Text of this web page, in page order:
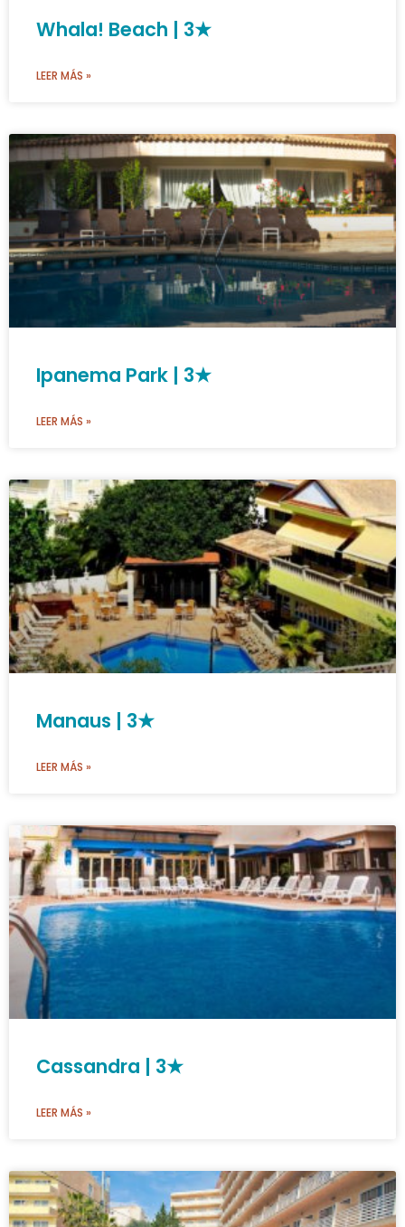
Whala! Beach | 3★
LEER MÁS »
Ipanema Park | 3★
LEER MÁS »
Manaus | 3★
LEER MÁS »
Cassandra | 3★
LEER MÁS »